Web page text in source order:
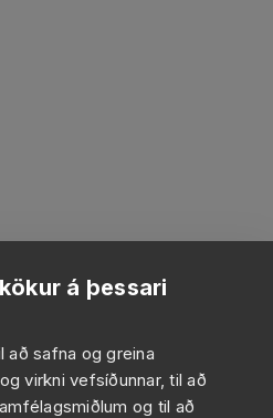
á þessari
að safna og greina
virkni vefsíðunnar, til að
og til að